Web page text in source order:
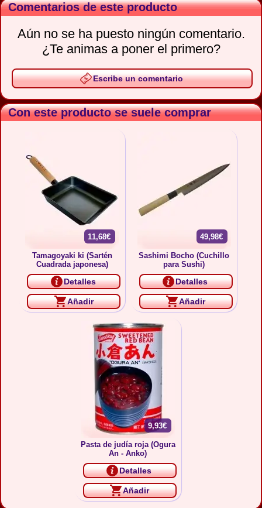
Comentarios de este producto
Aún no se ha puesto ningún comentario.
¿Te animas a poner el primero?
Escribe un comentario
Con este producto se suele comprar
11,68€
Tamagoyaki ki (Sartén
Cuadrada japonesa)
Detalles
Añadir
49,98€
Sashimi Bocho (Cuchillo
para Sushi)
Detalles
Añadir
9,93€
Pasta de judía roja (Ogura
An - Anko)
Detalles
Añadir